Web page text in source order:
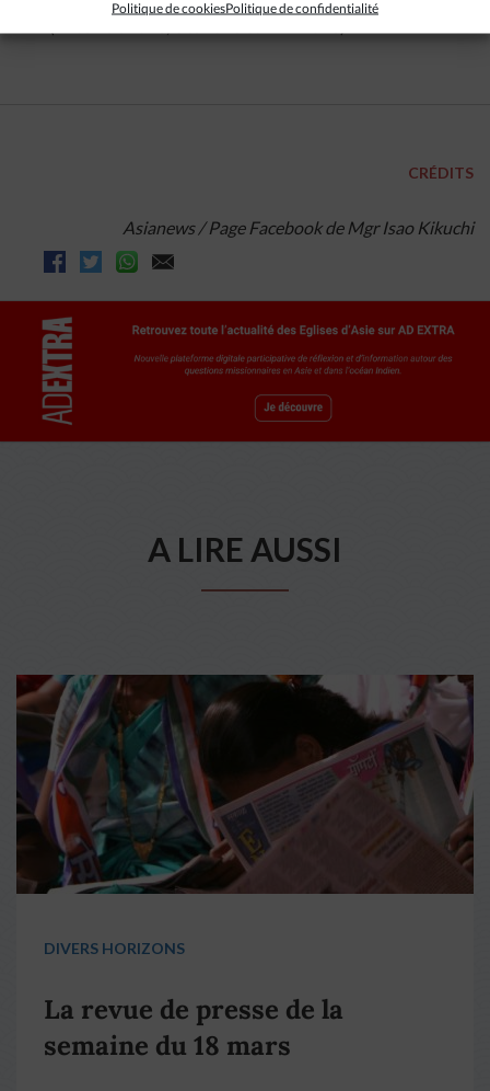
Politique de cookiesPolitique de confidentialité
CRÉDITS
Asianews / Page Facebook de Mgr Isao Kikuchi
A LIRE AUSSI
DIVERS HORIZONS
La revue de presse de la
semaine du 18 mars